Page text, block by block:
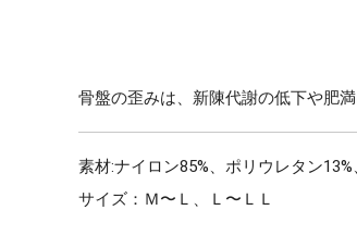
骨盤の歪みは、新陳代謝の低下や肥
素材:ナイロン85%、ポリウレタン
サイズ：Ｍ〜Ｌ、Ｌ〜ＬＬ